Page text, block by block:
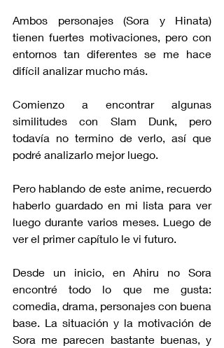
Ambos personajes (Sora y Hinata)
tienen fuertes motivaciones, pero con
entornos tan diferentes se me hace
difícil analizar mucho más.
Comienzo a encontrar algunas
similitudes con Slam Dunk, pero
todavía no termino de verlo, así que
podré analizarlo mejor luego.
Pero hablando de este anime, recuerdo
haberlo guardado en mi lista para ver
luego durante varios meses. Luego de
ver el primer capítulo le vi futuro.
Desde un inicio, en Ahiru no Sora
encontré todo lo que me gusta:
comedia, drama, personajes con buena
base. La situación y la motivación de
Sora me parecen bastante buenas, y